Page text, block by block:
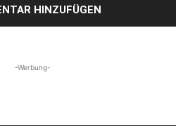
-Werbung-